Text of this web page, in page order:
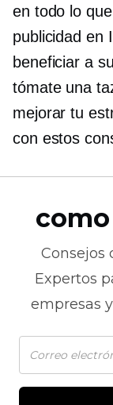
en todo lo
publicidad en
beneficiar a
tómate una
mejorar tu
con estos
Consejos
Expertos
empresas